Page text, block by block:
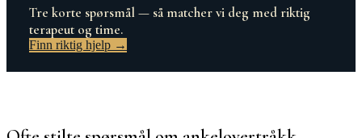
Tre korte spørsmål — så matcher vi deg med riktig
terapeut og time.
Finn riktig hjelp →